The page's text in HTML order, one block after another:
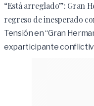
“Está arreglado”: Gran
regreso de inesperado
Tensión en “Gran
exparticipante